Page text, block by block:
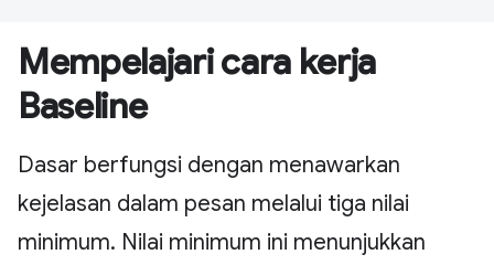
Mempelajari cara kerja
Baseline
Dasar berfungsi dengan menawarkan
kejelasan dalam pesan melalui tiga nilai
minimum. Nilai minimum ini menunjukkan